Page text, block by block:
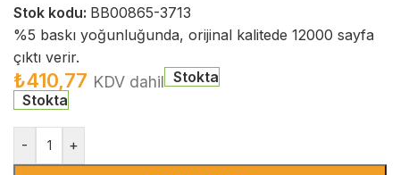
Stok kodu: BB00865-3713
%5 baskı yoğunluğunda, orijinal kalitede 12000 sayfa
çıktı verir.
₺410,77 KDV dahil Stokta
Stokta
- +